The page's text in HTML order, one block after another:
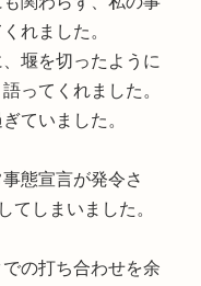
れました。
堰を切ったように
ってくれました。
ていました。
態宣言が発令さ
てしまいました。
の打ち合わせを余